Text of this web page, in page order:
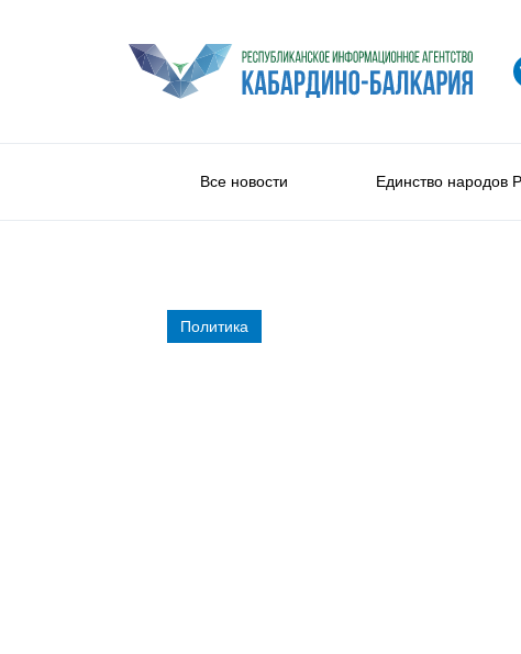
Все новости Единство народов
Политика